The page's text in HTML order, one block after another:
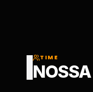
TIME